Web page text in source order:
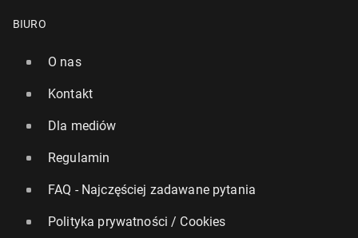
BIURO
O nas
Kontakt
Dla mediów
Regulamin
FAQ - Najczęściej zadawane pytania
Polityka prywatności / Cookies